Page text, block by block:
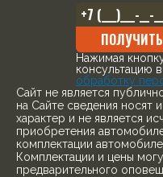
Нажимая
консультацию
обработку
Cайт не является
на Сайте сведения носят
характер и не является
приобретения
комплектации
Комплектации и цены
предварительного